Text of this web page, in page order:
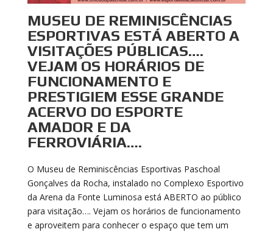
MUSEU DE REMINISCÊNCIAS
ESPORTIVAS ESTÁ ABERTO A
VISITAÇÕES PÚBLICAS….
VEJAM OS HORÁRIOS DE
FUNCIONAMENTO E
PRESTIGIEM ESSE GRANDE
ACERVO DO ESPORTE
AMADOR E DA
FERROVIÁRIA….
O Museu de Reminiscências Esportivas Paschoal
Gonçalves da Rocha, instalado no Complexo Esportivo
da Arena da Fonte Luminosa está ABERTO ao público
para visitação…. Vejam os horários de funcionamento
e aproveitem para conhecer o espaço que tem um